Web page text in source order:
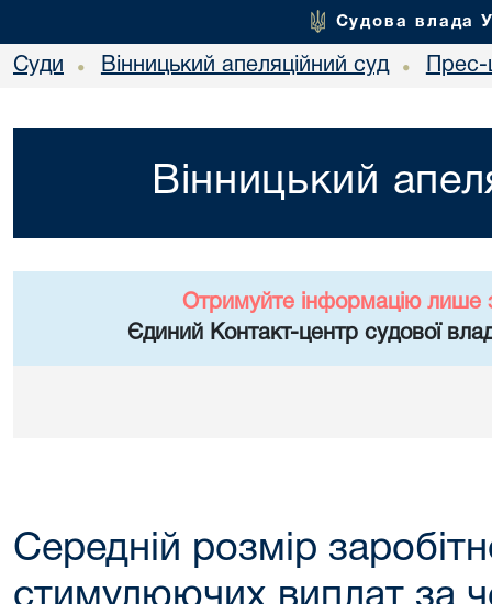
Судова влада
Суди • Вінницький апеляційний суд •
Вінницький
Отримуйте інформацію лише
Єдиний Контакт-центр судової
Середній розмір